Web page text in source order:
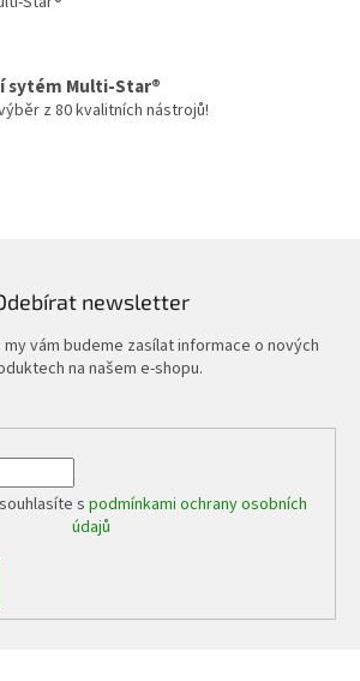
p
i
sytém Multi-Star®
z 80 kvalitních nástrojů!
newsletter
my vám budeme zasílat informace o nových
na našem e-shopu.
s podmínkami ochrany osobních
údajů